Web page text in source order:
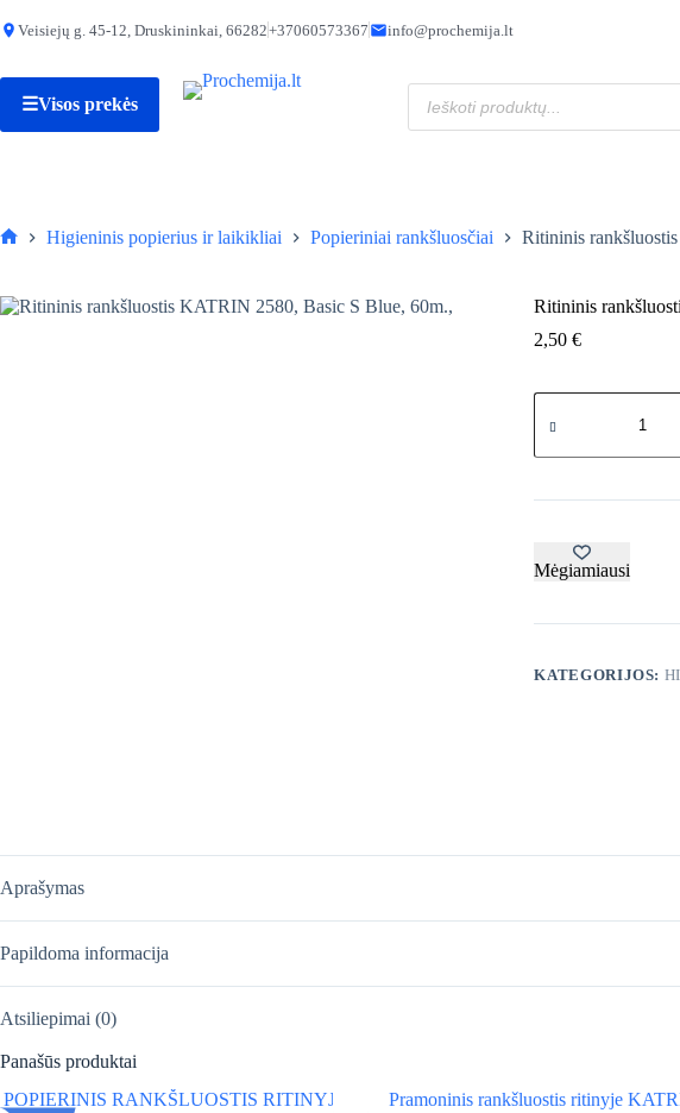
to
Ritininis rankšluostis KATRIN 2580, Basic S Blue, 60m.,
produkto
rankšluostis
KATRIN
Veisiejų g. 45-12, Druskininkai, 66282+37060573367 info@prochemija.lt
☰Visos prekės
Produktų
paieška
Higieninis popierius ir laikikliai Popieriniai rankšluosčiai Ritininis
Ritininis
2,50€
produkto
kiekis:
rankšluostis
2580,
Blue,
60m.,
Mėgiamiausi
KATEGORIJOS:
Aprašymas
Papildoma informacija
Atsiliepimai (0)
Panašūs produktai